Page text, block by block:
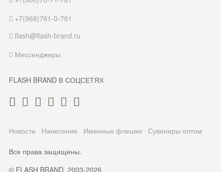
+7(968)761-0-761
flash@flash-brand.ru
Мессенджеры
FLASH BRAND В СОЦСЕТЯХ
Новости Нанесение Именные флешки Сувениры оптом
Все права защищены.
© FLASH BRAND. 2003-2026